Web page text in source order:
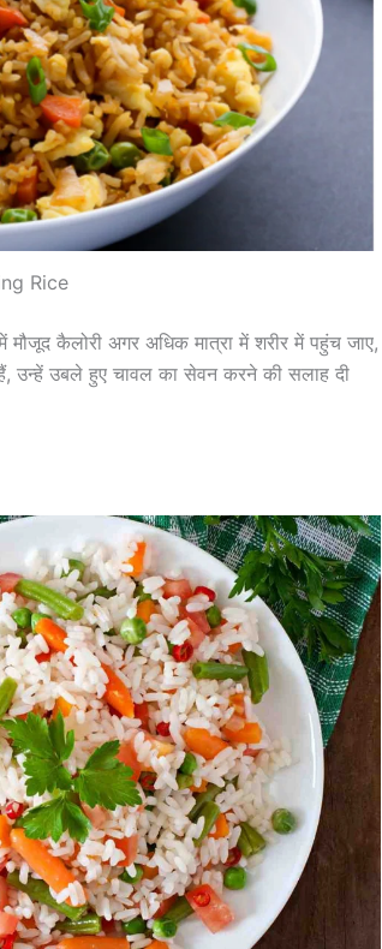
Rice
कैलोरी अगर अधिक मात्रा में शरीर में पहुंच जाए,
उन्हें उबले हुए चावल का सेवन करने की सलाह दी